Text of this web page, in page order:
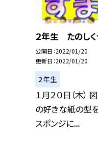
２年生 たのしく
公開日 2022/01/20
更新日 2022/01/20
２年生
１月２０日（木）
の好きな紙の型
スポンジに...